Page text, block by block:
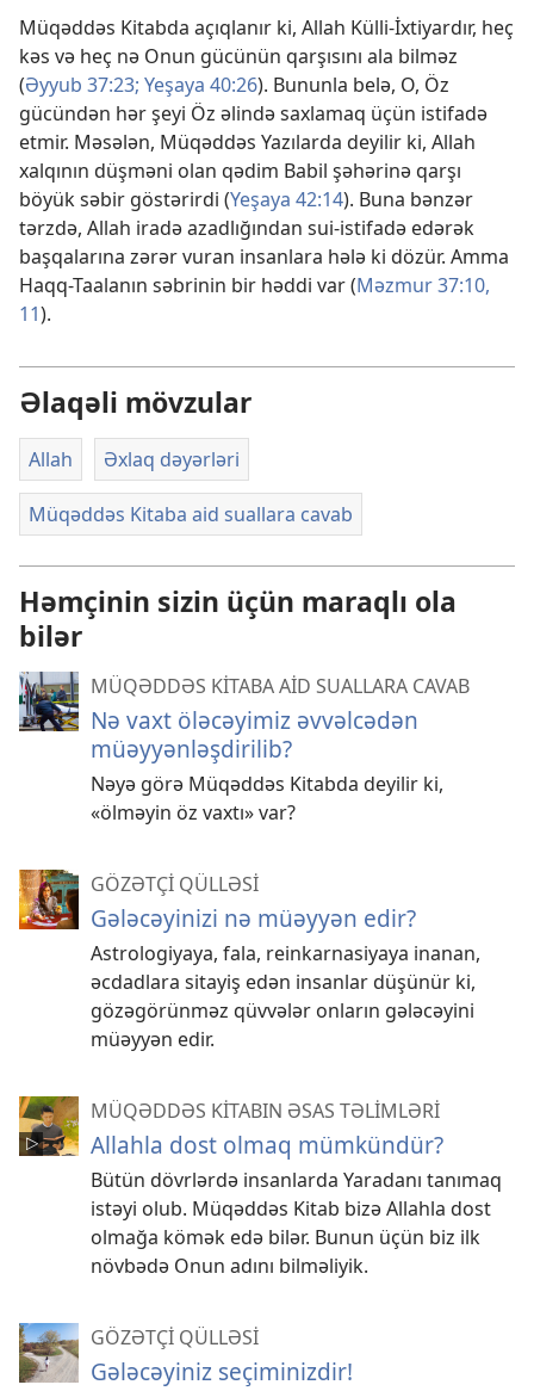
Müqəddəs Kitabda açıqlanır ki, Allah Külli-İxtiyardır, heç
kəs və heç nə Onun gücünün qarşısını ala bilməz
(Əyyub 37:23; Yeşaya 40:26). Bununla belə, O, Öz
gücündən hər şeyi Öz əlində saxlamaq üçün istifadə
etmir. Məsələn, Müqəddəs Yazılarda deyilir ki, Allah
xalqının düşməni olan qədim Babil şəhərinə qarşı
böyük səbir göstərirdi (Yeşaya 42:14). Buna bənzər
tərzdə, Allah iradə azadlığından sui-istifadə edərək
başqalarına zərər vuran insanlara hələ ki dözür. Amma
Haqq-Taalanın səbrinin bir həddi var (Məzmur 37:10,
11).
Əlaqəli mövzular
Allah Əxlaq dəyərləri
Müqəddəs Kitaba aid suallara cavab
Həmçinin sizin üçün maraqlı ola
bilər
MÜQƏDDƏS KİTABA AİD SUALLARA CAVAB
Nə vaxt öləcəyimiz əvvəlcədən
müəyyənləşdirilib?
Nəyə görə Müqəddəs Kitabda deyilir ki,
«ölməyin öz vaxtı» var?
GÖZƏTÇİ QÜLLƏSİ
Gələcəyinizi nə müəyyən edir?
Astrologiyaya, fala, reinkarnasiyaya inanan,
əcdadlara sitayiş edən insanlar düşünür ki,
gözəgörünməz qüvvələr onların gələcəyini
müəyyən edir.
MÜQƏDDƏS KİTABIN ƏSAS TƏLİMLƏRİ
Allahla dost olmaq mümkündür?
Bütün dövrlərdə insanlarda Yaradanı tanımaq
istəyi olub. Müqəddəs Kitab bizə Allahla dost
olmağa kömək edə bilər. Bunun üçün biz ilk
növbədə Onun adını bilməliyik.
GÖZƏTÇİ QÜLLƏSİ
Gələcəyiniz seçiminizdir!